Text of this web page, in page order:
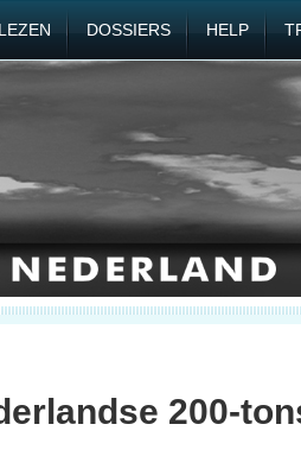
DOSSIERS HELP
200-